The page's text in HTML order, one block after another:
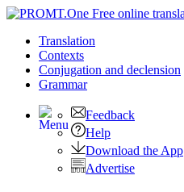
Translation
Contexts
Conjugation and declension
Grammar
Feedback
Help
Download the App
Advertise